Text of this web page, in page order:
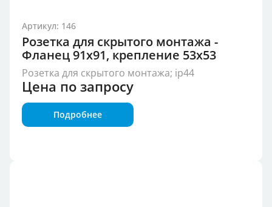
Артикул: 146
Розетка для скрытого монтажа -
Фланец 91x91, крепление 53x53
Розетка для скрытого монтажа; ip44
Цена по запросу
Подробнее